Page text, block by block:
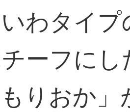
わタイ
ーフに
りおか」